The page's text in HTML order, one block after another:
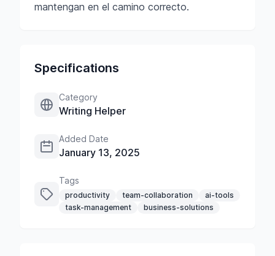
mantengan en el camino correcto.
Specifications
Category
Writing Helper
Added Date
January 13, 2025
Tags
productivity team-collaboration
ai-tools
task-management
business-solutions